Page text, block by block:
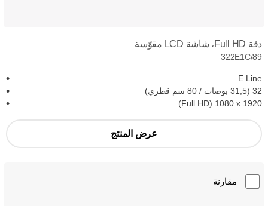
دقة Full HD، شاشة LCD مقوّسة
322E1C/89
E Line
32 (31,5 بوصات / 80 سم قطري)
1920 x ‏1080 (Full HD)
عرض المنتج
مقارنة